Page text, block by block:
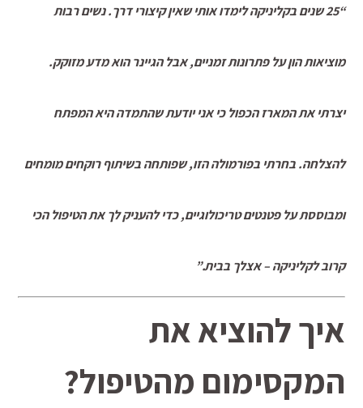
“25 שנים בקליניקה לימדו אותי שאין קיצורי דרך. נשים רבות
מוציאות הון על פתרונות זמניים, אבל הגיינר הוא מדע מזוקק.
יצרתי את המארז הכפול כי אני יודעת שהתמדה היא המפתח
להצלחה. בחרתי בפורמולה הזו, שפותחה בשיתוף רוקחים מומחים
ומבוססת על פטנטים טריכולוגיים, כדי להעניק לך את הטיפול הכי
קרוב לקליניקה – אצלך בבית.”
איך להוציא את
המקסימום מהטיפול?